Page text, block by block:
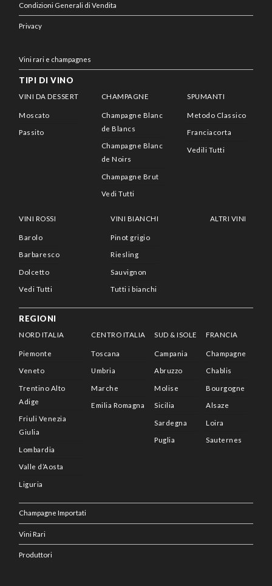
Condizioni Generali di Vendita
Privacy
Vini rari e champagnes
TIPI DI VINO
VINI DA DESSERT
Moscato
Passito
CHAMPAGNE
Champagne Blanc
de Blancs
Champagne Blanc
de Noirs
Champagne Brut
Vedi Tutti
SPUMANTI
Metodo Classico
Franciacorta
Vedili Tutti
VINI ROSSI
Barolo
Barbaresco
Dolcetto
Vedi Tutti
VINI BIANCHI
Pinot grigio
Riesling
Sauvignon
Tutti i bianchi
ALTRI VINI
REGIONI
NORD ITALIA
Piemonte
Veneto
Trentino Alto
Adige
Friuli Venezia
Giulia
Lombardia
Valle d’Aosta
Liguria
CENTRO ITALIA
Toscana
Umbria
Marche
Emilia Romagna
SUD & ISOLE
Campania
Abruzzo
Molise
Sicilia
Sardegna
Puglia
FRANCIA
Champagne
Chablis
Bourgogne
Alsaze
Loira
Sauternes
Champagne Importati
Vini Rari
Produttori